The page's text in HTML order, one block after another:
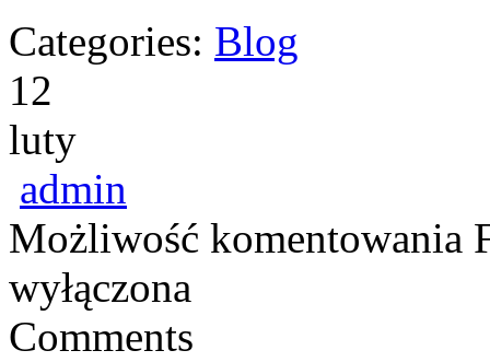
Categories: Blog
12
luty
admin
Możliwość komentowania
wyłączona
Comments